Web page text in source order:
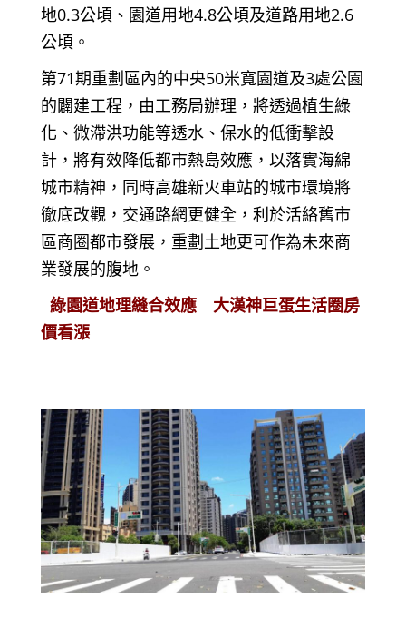
地0.3公頃、園道用地4.8公頃及道路用地2.6
公頃。
第71期重劃區內的中央50米寬園道及3處公園
的闢建工程，由工務局辦理，將透過植生綠
化、微滯洪功能等透水、保水的低衝擊設
計，將有效降低都市熱島效應，以落實海綿
城市精神，同時高雄新火車站的城市環境將
徹底改觀，交通路網更健全，利於活絡舊市
區商圈都市發展，重劃土地更可作為未來商
業發展的腹地。
綠園道地理縫合效應 大漢神巨蛋生活圈房
價看漲